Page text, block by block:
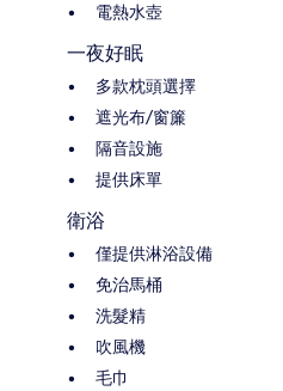
電熱水壺
一夜好眠
多款枕頭選擇
遮光布/窗簾
隔音設施
提供床單
衛浴
僅提供淋浴設備
免治馬桶
洗髮精
吹風機
毛巾